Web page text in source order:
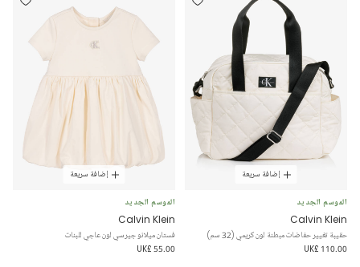
إضافة سريعة
الموسم الجديد
Calvin Klein
حقيبة تغيير حفاضات مبطنة لون كريمي (32 سم)
UK£ 110.00
إضافة سريعة
الموسم الجديد
Calvin Klein
فستان ميلانو جيرسي لون عاجي للبنات
UK£ 55.00